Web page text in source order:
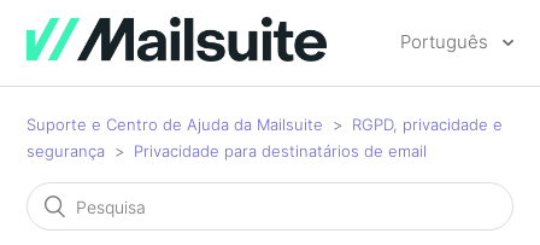
Português
Suporte e Centro de Ajuda da Mailsuite
RGPD, privacidade e
segurança
Privacidade para destinatários de email